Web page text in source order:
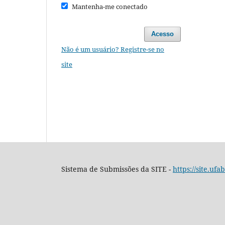
Mantenha-me conectado
Acesso
Não é um usuário? Registre-se no
site
Sistema de Submissões da SITE - https://